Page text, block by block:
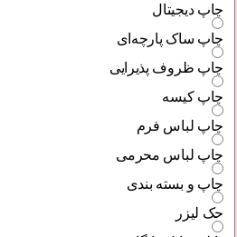
چاپ دیجیتال
چاپ ساک پارچه‌ای
چاپ ظروف پذیرایی
چاپ کیسه
چاپ لباس فرم
چاپ لباس محرمی
چاپ و بسته بندی
حک لیزر